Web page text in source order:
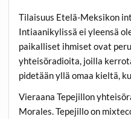
Tilaisuus Etelä-Meksikon
Intiaanikylissä ei yleensä
paikalliset ihmiset ovat
yhteisöradioita, joilla
pidetään yllä omaa kieltä,
Vieraana Tepejillon
Morales. Tepejillo on